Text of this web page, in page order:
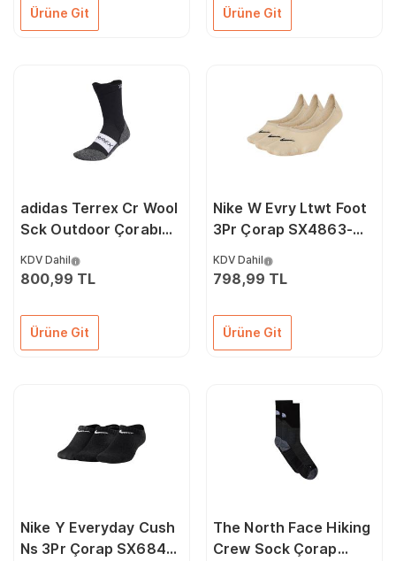
Ürüne Git Ürüne Git
adidas Terrex Cr Wool
Sck Outdoor Çorabı
KDV Dahil
800,99 TL
Ürüne Git
Nike W Evry Ltwt Foot
3Pr Çorap SX4863-
KDV Dahil
798,99 TL
Ürüne Git
Nike Y Everyday Cush
Ns 3Pr Çorap SX6843-
The North Face Hiking
Crew Sock Çorap